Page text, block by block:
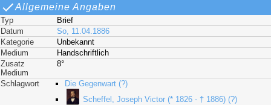
Allgemeine Angaben
Typ
Brief
Datum
So, 11.04.1886
Kategorie
Unbekannt
Medium
Handschriftlich
Zusatz
Medium
8°
Schlagwort
Die Gegenwart (?)
Scheffel, Joseph Victor (* 1826 - † 1886) (?)